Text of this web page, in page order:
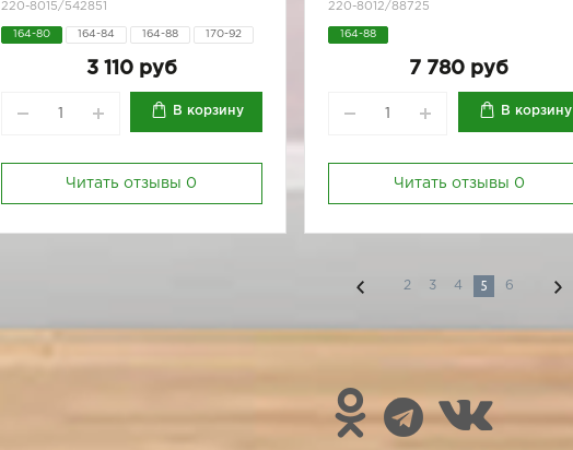
220-8015/542851
164-80 164-84 164-88 170-92
3 110 руб
В корзину
Читать отзывы 0
220-8012/88725
164-88
7 780 руб
В корзину
Читать отзывы 0
2 3 4 5 6